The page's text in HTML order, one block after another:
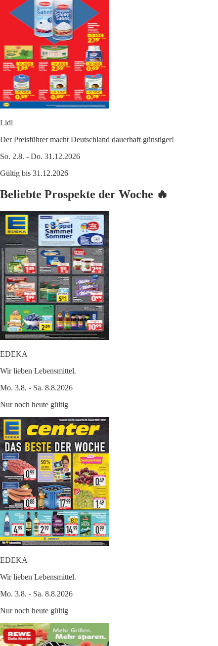
Lidl
Der Preisführer macht Deutschland dauerhaft günstiger!
So. 2.8. - Do. 31.12.2026
Gültig bis 31.12.2026
Beliebte Prospekte der Woche 🔥
EDEKA
Wir lieben Lebensmittel.
Mo. 3.8. - Sa. 8.8.2026
Nur noch heute gültig
EDEKA
Wir lieben Lebensmittel.
Mo. 3.8. - Sa. 8.8.2026
Nur noch heute gültig